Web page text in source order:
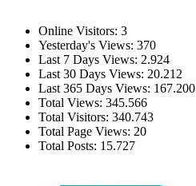
Online Visitors: 3
Yesterday's Views: 370
Last 7 Days Views: 2.924
Last 30 Days Views: 20.212
Last 365 Days Views: 167.200
Total Views: 345.566
Total Visitors: 340.743
Total Page Views: 20
Total Posts: 15.727